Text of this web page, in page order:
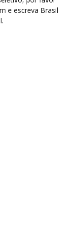
e escreva Brasil